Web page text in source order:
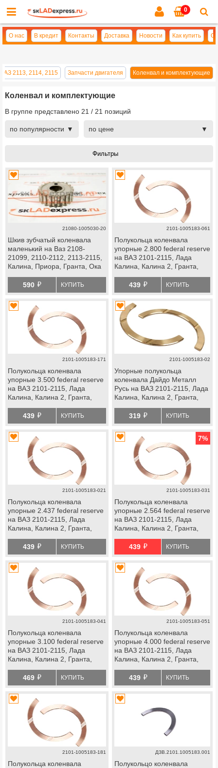
0
О нас В кредит Контакты Доставка Новости Как купить
2113, 2114, 2115 Запчасти двигателя Коленвал и комплектующие
Коленвал и комплектующие
В группе представлено 21 / 21 позиций
по популярности по цене
21080-1005030-20
Шкив зубчатый коленвала
маленький на Ваз 2108-
21099, 2110-2112, 2113-2115,
Калина, Приора, Гранта, Ока
590 й КУПИТЬ
2101-1005183-061
Полукольца коленвала
упорные 2.800 federal reserve
на ВАЗ 2101-2115, Лада
Калина, Калина 2, Гранта,
Легенд, Надежда, Нива
Тревел, Шевроле Нива
439 й КУПИТЬ
2101-1005183-171
Полукольца коленвала
упорные 3.500 federal reserve
на ВАЗ 2101-2115, Лада
Калина, Калина 2, Гранта,
Легенд, Надежда, Нива
Тревел, Шевроле Нива
439 й КУПИТЬ
2101-1005183-02
Упорные полукольца
коленвала Дайдо Металл
Русь на ВАЗ 2101-2115, Лада
Калина, Калина 2, Гранта,
Легенд, Надежда, Нива
Тревел, Шевроле Нива
319 й КУПИТЬ
2101-1005183-021
Полукольца коленвала
упорные 2.437 federal reserve
на ВАЗ 2101-2115, Лада
Калина, Калина 2, Гранта,
Легенд, Надежда, Нива
Тревел, Шевроле Нива
439 й КУПИТЬ
7%
2101-1005183-031
Полукольца коленвала
упорные 2.564 federal reserve
на ВАЗ 2101-2115, Лада
Калина, Калина 2, Гранта,
Легенд, Надежда, Нива
Тревел, Шевроле Нива
439 й КУПИТЬ
2101-1005183-041
Полукольца коленвала
упорные 3.100 federal reserve
на ВАЗ 2101-2115, Лада
Калина, Калина 2, Гранта,
Легенд, Надежда, Нива
Тревел, Шевроле Нива
469 й КУПИТЬ
2101-1005183-051
Полукольца коленвала
упорные 4.000 federal reserve
на ВАЗ 2101-2115, Лада
Калина, Калина 2, Гранта,
Легенд, Надежда, Нива
Тревел, Шевроле Нива
439 й КУПИТЬ
2101-1005183-181
Полукольца коленвала
ДЗВ.2101.1005183.001
Полукольцо коленвала